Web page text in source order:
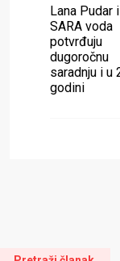
Lana Pudar i
SARA voda
potvrđuju
dugoročnu
saradnju i u
godini